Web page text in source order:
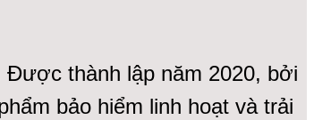
Được thành lập năm 2020, bởi
bảo hiểm linh hoạt và trải